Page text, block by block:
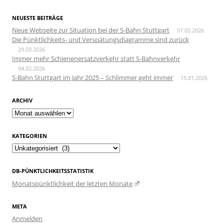
NEUESTE BEITRÄGE
Neue Webseite zur Situation bei der S-Bahn Stuttgart 07.05.2026
Die Pünktlichkeits- und Verspätungsdiagramme sind zurück
29.03.2026
Immer mehr Schienenersatzverkehr statt S-Bahnverkehr
04.02.2026
S-Bahn Stuttgart im Jahr 2025 – Schlimmer geht immer 15.01.2026
ARCHIV
Archiv
KATEGORIEN
Kategorien
DB-PÜNKTLICHKEITSSTATISTIK
Monatspünktlichkeit der letzten Monate
META
Anmelden